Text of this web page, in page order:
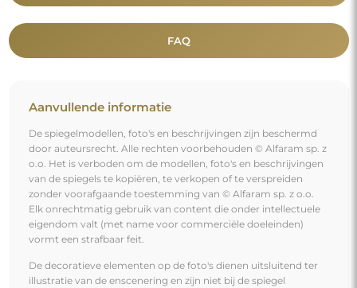
FAQ
Aanvullende informatie
De spiegelmodellen, foto's en beschrijvingen zijn beschermd
door auteursrecht. Alle rechten voorbehouden © Alfaram sp. z
o.o. Het is verboden om de modellen, foto's en beschrijvingen
van de spiegels te kopiëren, te verkopen of te verspreiden
zonder voorafgaande toestemming van © Alfaram sp. z o.o.
Elk onrechtmatig gebruik van content die onder intellectuele
eigendom valt (met name voor commerciële doeleinden)
vormt een strafbaar feit.
De decoratieve elementen op de foto's dienen uitsluitend ter
illustratie van de enscenering en zijn niet bij de spiegel